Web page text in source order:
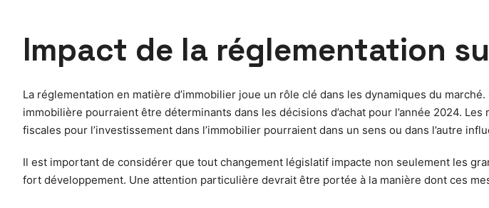
Impact de la réglementation
La réglementation en matière d’immobilier joue un rôle clé dans les dynamiques du
immobilière pourraient être déterminants dans les décisions d’achat pour l’année 2024.
fiscales pour l’investissement dans l’immobilier pourraient dans un sens ou dans l’autre
Il est important de considérer que tout changement législatif impacte non seulement les
fort développement. Une attention particulière devrait être portée à la manière dont ces